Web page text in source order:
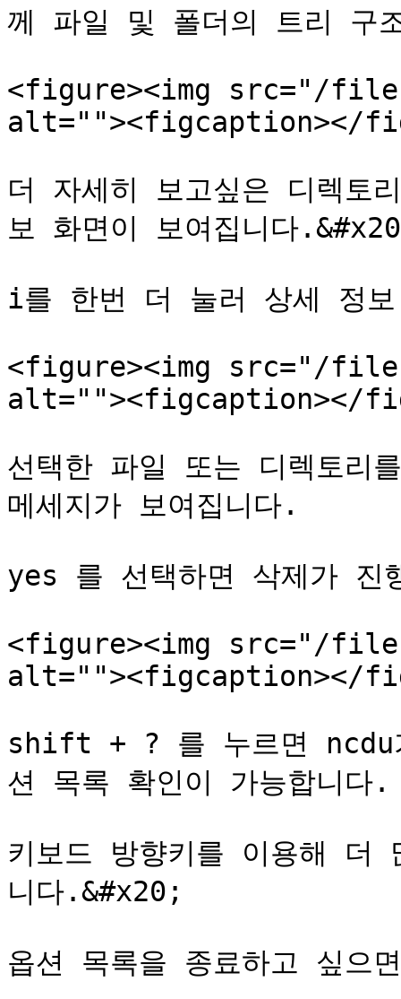
께 파일 및 폴더의 트리 구
<figure><img src="/files/
alt=""><figcaption></
더 자세히 보고싶은 디렉
보 화면이 보여집니다
i를 한번 더 눌러 상세 정
<figure><img src="/
alt=""><figcaption></
선택한 파일 또는 디렉토리
메세지가 보여집니다.
yes 를 선택하면 삭제가 진
<figure><img src="/files/
alt=""><figcaption></
shift + ? 를 누르면 ncdu
션 목록 확인이 가능합니다.
키보드 방향키를 이용해 더
니다.&#x20;
옵션 목록을 종료하고 싶으